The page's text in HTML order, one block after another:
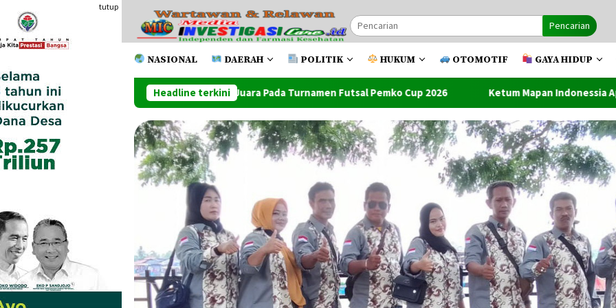
konten
tutup
Pencarian
NASIONAL DAERAH POLITIK HUKUM OTOMOTIF GAYA HIDUP
Headline terkini
Keluar Sebagai Juara Pada Turnamen Futsal Pemko Cup 2026 Ketum Mapan Indonessia Apresiasi Satuan Narkoba